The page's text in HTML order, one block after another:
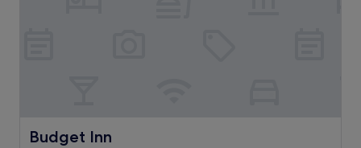
Budget Inn
Budget Inn